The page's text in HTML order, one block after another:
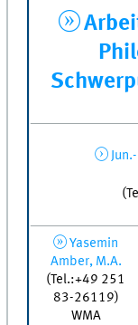
Yasemin
Amber, M.A.
(Tel.:+49 251
83-26119)
WMA